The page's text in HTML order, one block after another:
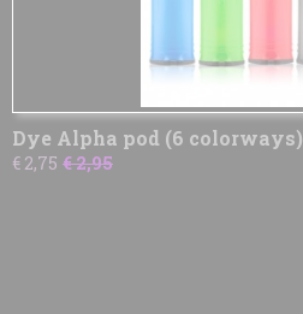
Dye Alpha pod (6 colorways)
€ 2,75 € 2,95